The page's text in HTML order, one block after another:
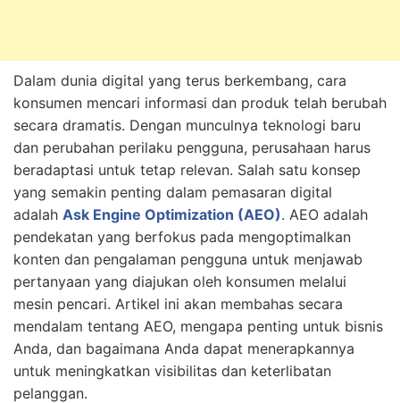
Dalam dunia digital yang terus berkembang, cara
konsumen mencari informasi dan produk telah berubah
secara dramatis. Dengan munculnya teknologi baru
dan perubahan perilaku pengguna, perusahaan harus
beradaptasi untuk tetap relevan. Salah satu konsep
yang semakin penting dalam pemasaran digital
adalah Ask Engine Optimization (AEO). AEO adalah
pendekatan yang berfokus pada mengoptimalkan
konten dan pengalaman pengguna untuk menjawab
pertanyaan yang diajukan oleh konsumen melalui
mesin pencari. Artikel ini akan membahas secara
mendalam tentang AEO, mengapa penting untuk bisnis
Anda, dan bagaimana Anda dapat menerapkannya
untuk meningkatkan visibilitas dan keterlibatan
pelanggan.